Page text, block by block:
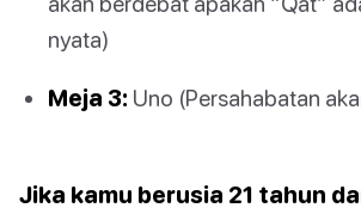
nyata)
Meja 3: Uno (Persahabatan
Jika kamu berusia 21 tahun